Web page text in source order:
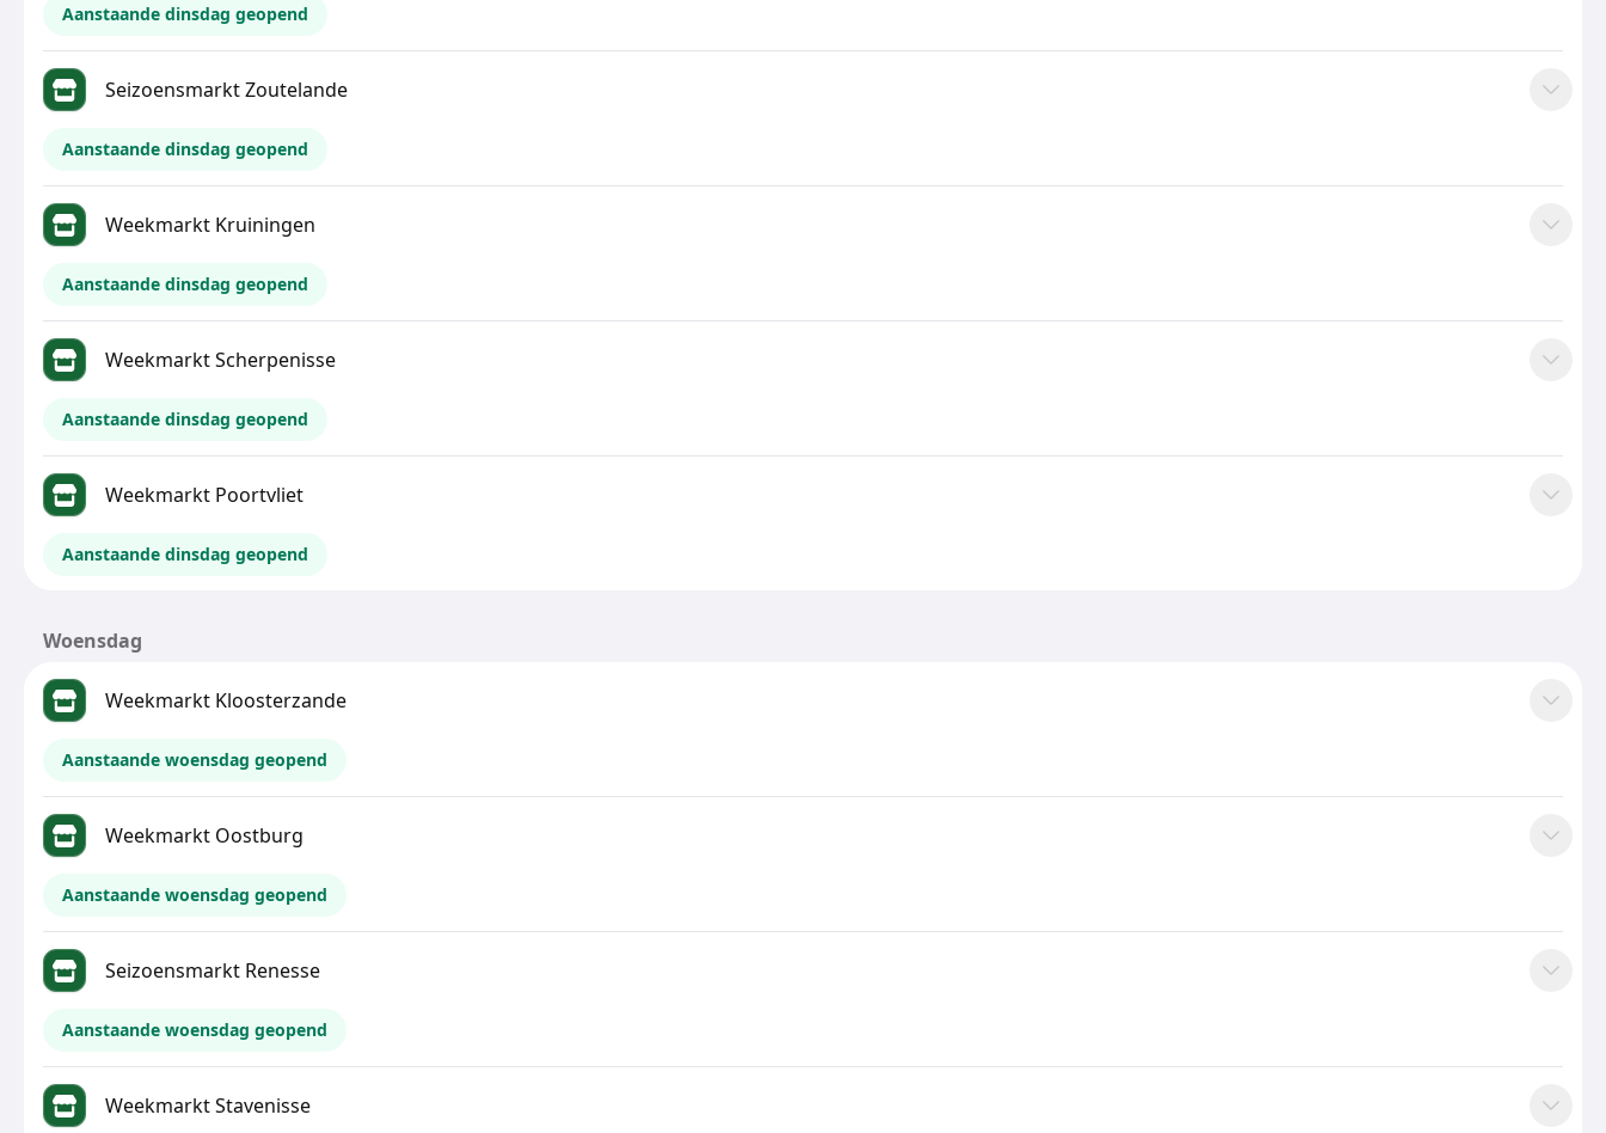
Aanstaande dinsdag geopend
Seizoensmarkt Zoutelande
Aanstaande dinsdag geopend
Weekmarkt Kruiningen
Aanstaande dinsdag geopend
Weekmarkt Scherpenisse
Aanstaande dinsdag geopend
Weekmarkt Poortvliet
Aanstaande dinsdag geopend
Woensdag
Weekmarkt Kloosterzande
Aanstaande woensdag geopend
Weekmarkt Oostburg
Aanstaande woensdag geopend
Seizoensmarkt Renesse
Aanstaande woensdag geopend
Weekmarkt Stavenisse